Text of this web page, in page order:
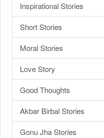
Inspirational Stories
Short Stories
Moral Stories
Love Story
Good Thoughts
Akbar Birbal Stories
Gonu Jha Stories